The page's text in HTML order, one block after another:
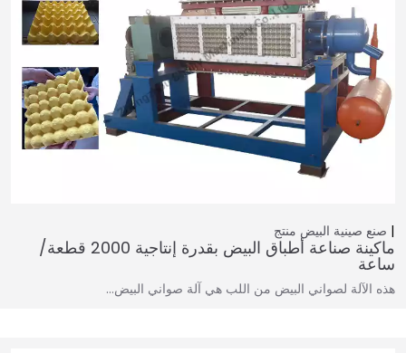
صنع صينية البيض منتج
ماكينة صناعة أطباق البيض بقدرة إنتاجية 2000 قطعة/
ساعة
هذه الآلة لصواني البيض من اللب هي آلة صواني البيض…